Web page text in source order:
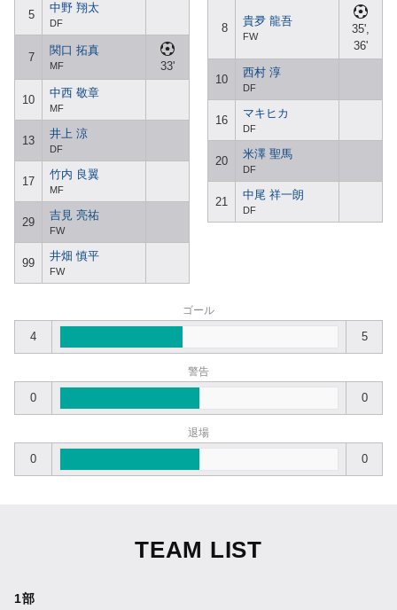
5
中野 翔太
DF
7
関口 拓真
MF 33'
10
中西 敬章
MF
13
井上 涼
DF
17
竹内 良翼
MF
29
吉見 亮祐
FW
99
井畑 慎平
FW
8
貴夛 龍吾
FW
35',
36'
10
西村 淳
DF
16
マキヒカ
DF
20
米澤 聖馬
DF
21
中尾 祥一朗
DF
ゴール
4 5
警告
0 0
退場
0 0
TEAM LIST
1部